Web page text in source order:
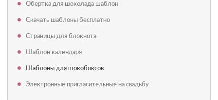
Обертка для шоколада шаблон
Скачать шаблоны бесплатно
Страницы для блокнота
Шаблон календаря
Шаблоны для шокобоксов
Электронные пригласительные на свадьбу